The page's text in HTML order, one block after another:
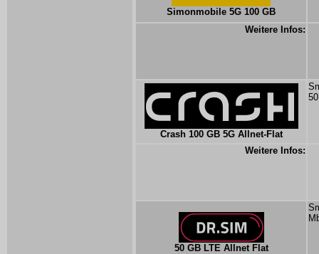
Simonmobile 5G 100 GB
Weitere Infos:
Crash 100 GB 5G Allnet-Flat
Weitere Infos:
50 GB LTE Allnet Flat